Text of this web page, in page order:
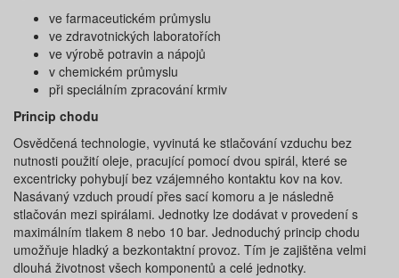
ve farmaceutickém průmyslu
ve zdravotnických laboratořích
ve výrobě potravin a nápojů
v chemickém průmyslu
při speciálním zpracování krmiv
Princip chodu
Osvědčená technologie, vyvinutá ke stlačování vzduchu bez
nutnosti použití oleje, pracující pomocí dvou spirál, které se
excentricky pohybují bez vzájemného kontaktu kov na kov.
Nasávaný vzduch proudí přes sací komoru a je následně
stlačován mezi spirálami. Jednotky lze dodávat v provedení s
maximálním tlakem 8 nebo 10 bar. Jednoduchý princip chodu
umožňuje hladký a bezkontaktní provoz. Tím je zajištěna velmi
dlouhá životnost všech komponentů a celé jednotky.